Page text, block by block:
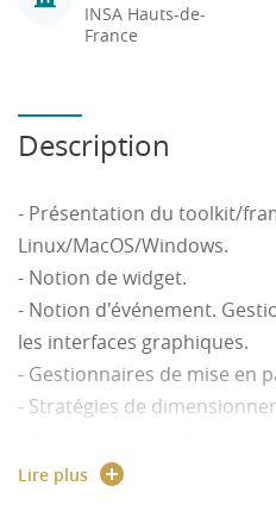
INSA Hauts-de-
France
Description
- Présentation du toolkit/
Linux/MacOS/Windows.
- Notion de widget.
- Notion d'événement.
les interfaces graphiques.
- Gestionnaires de mise en
- Stratégies de
- Interactions par drag and
Lire plus